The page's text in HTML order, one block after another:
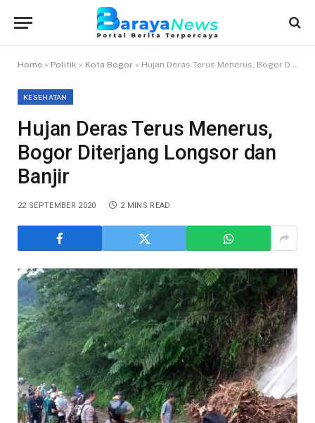
Home » Politik » Kota Bogor » Hujan Deras Terus Menerus, Bogor Diterjang Longsor dan Banjir
KESEHATAN
Hujan Deras Terus Menerus,
Bogor Diterjang Longsor dan
Banjir
22 SEPTEMBER 2020 2 MINS READ